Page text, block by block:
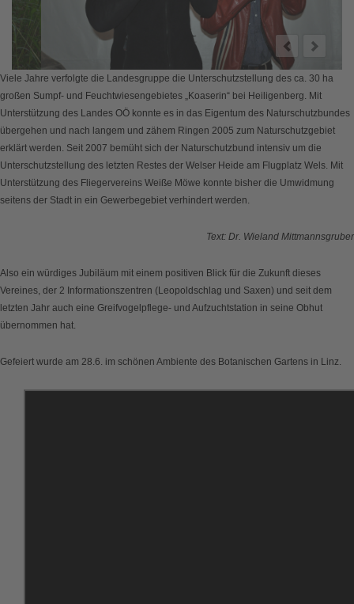
Viele Jahre verfolgte die Landesgruppe die Unterschutzstellung des ca. 30 ha
großen Sumpf- und Feuchtwiesengebietes „Koaserin“ bei Heiligenberg. Mit
Unterstützung des Landes OÖ konnte es in das Eigentum des Naturschutzbundes
übergehen und nach langem und zähem Ringen 2005 zum Naturschutzgebiet
erklärt werden. Seit 2007 bemüht sich der Naturschutzbund intensiv um die
Unterschutzstellung des letzten Restes der Welser Heide am Flugplatz Wels. Mit
Unterstützung des Fliegervereins Weiße Möwe konnte bisher die Umwidmung
seitens der Stadt in ein Gewerbegebiet verhindert werden.
Text: Dr. Wieland Mittmannsgruber
Also ein würdiges Jubiläum mit einem positiven Blick für die Zukunft dieses
Vereines, der 2 Informationszentren (Leopoldschlag und Saxen) und seit dem
letzten Jahr auch eine Greifvogelpflege- und Aufzuchtstation in seine Obhut
übernommen hat.
Gefeiert wurde am 28.6. im schönen Ambiente des Botanischen Gartens in Linz.